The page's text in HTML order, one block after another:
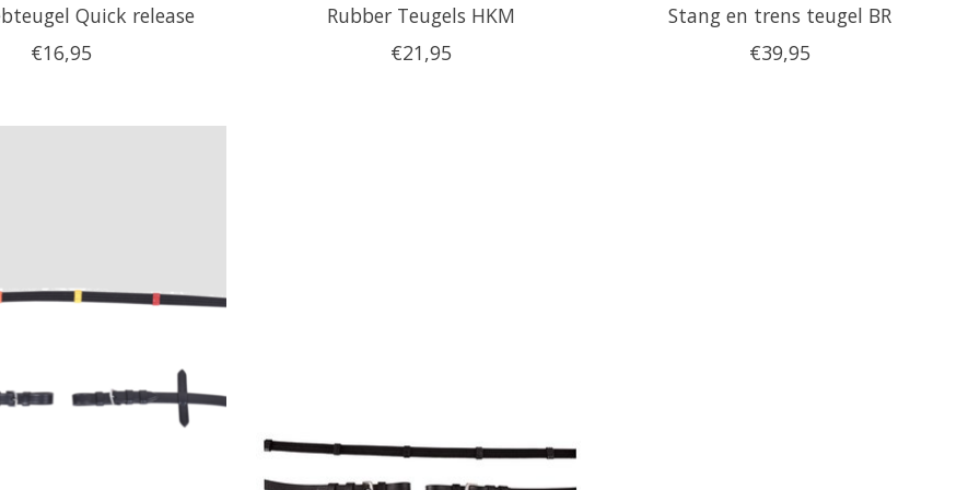
Quick release
€16,95
Rubber Teugels HKM
€21,95
Stang en trens teugel BR
€39,95